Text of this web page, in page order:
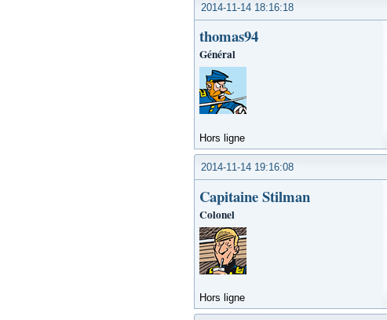
2014-11-14 18:16:18
thomas94
Général
Hors ligne
2014-11-14 19:16:08
Capitaine Stilman
Colonel
Hors ligne